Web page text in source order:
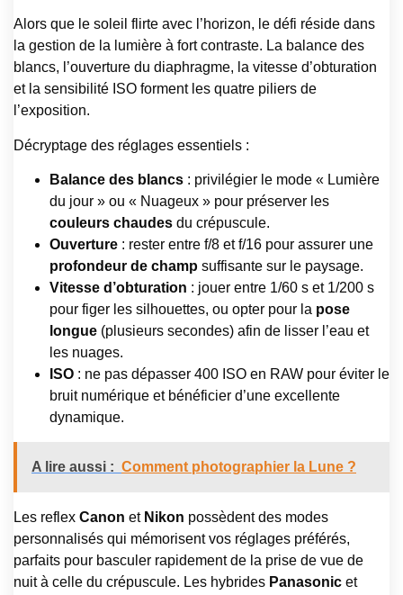
Alors que le soleil flirte avec l’horizon, le défi réside dans
la gestion de la lumière à fort contraste. La balance des
blancs, l’ouverture du diaphragme, la vitesse d’obturation
et la sensibilité ISO forment les quatre piliers de
l’exposition.
Décryptage des réglages essentiels :
Balance des blancs : privilégier le mode « Lumière
du jour » ou « Nuageux » pour préserver les
couleurs chaudes du crépuscule.
Ouverture : rester entre f/8 et f/16 pour assurer une
profondeur de champ suffisante sur le paysage.
Vitesse d’obturation : jouer entre 1/60 s et 1/200 s
pour figer les silhouettes, ou opter pour la pose
longue (plusieurs secondes) afin de lisser l’eau et
les nuages.
ISO : ne pas dépasser 400 ISO en RAW pour éviter le
bruit numérique et bénéficier d’une excellente
dynamique.
A lire aussi : Comment photographier la Lune ?
Les reflex Canon et Nikon possèdent des modes
personnalisés qui mémorisent vos réglages préférés,
parfaits pour basculer rapidement de la prise de vue de
nuit à celle du crépuscule. Les hybrides Panasonic et